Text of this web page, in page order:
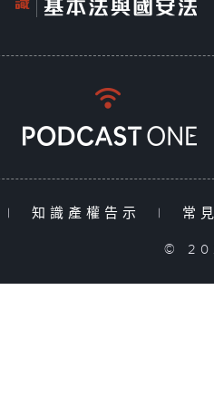
| 知識產權告示 | 常
©